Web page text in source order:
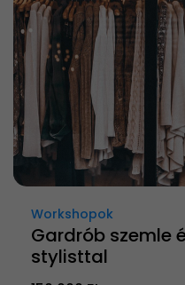
Workshopok
Gardrób szemle
stylisttal